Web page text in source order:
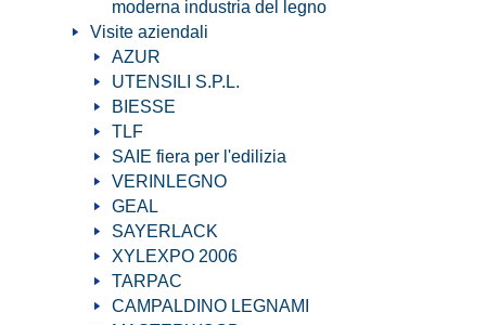
moderna industria del legno
Visite aziendali
AZUR
UTENSILI S.P.L.
BIESSE
TLF
SAIE fiera per l'edilizia
VERINLEGNO
GEAL
SAYERLACK
XYLEXPO 2006
TARPAC
CAMPALDINO LEGNAMI